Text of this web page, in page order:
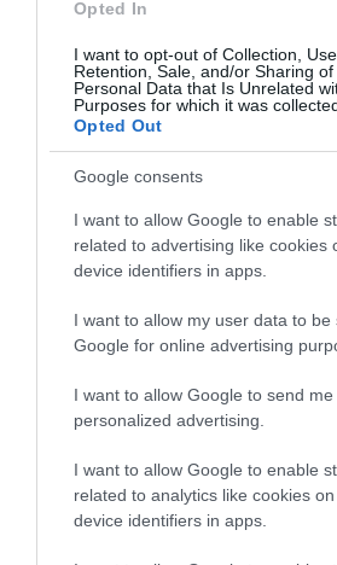
Opted In
I want to opt-out of Collection, Use,
Retention, Sale, and/or Sharing of
Personal Data that Is Unrelated
Purposes for which it was
Opted Out
Google consents
I want to allow Google to enable
related to advertising like cookies
device identifiers in apps.
I want to allow my user data to be
Google for online advertising
I want to allow Google to send me
personalized advertising.
I want to allow Google to enable
related to analytics like cookies
device identifiers in apps.
Figyelmedbe ajánljuk!
Ásatás Szegeden: ritka
fedeztek fel
Éppen ezért a kiállítást
Bukarestbe küldték
besztercei levéltár középkori
A levél történelmi
nevű kiváltságlevél fektette le az
jogainakalapjait, mely
magyar király is megerősített,
a jogok lehetővé tették, hogy a